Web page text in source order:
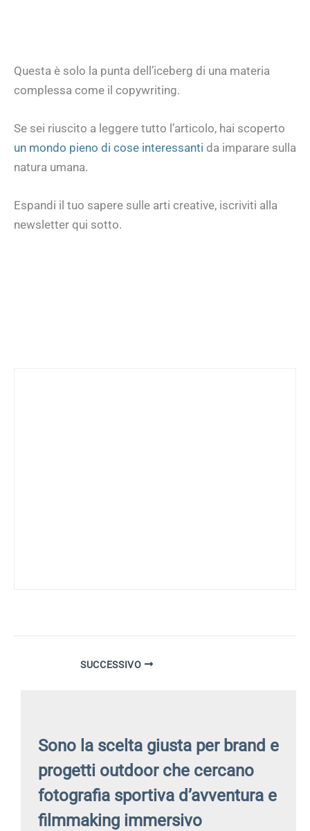
Questa è solo la punta dell’iceberg di una materia
complessa come il copywriting.
Se sei riuscito a leggere tutto l’articolo, hai scoperto
un mondo pieno di cose interessanti da imparare sulla
natura umana.
Espandi il tuo sapere sulle arti creative, iscriviti alla
newsletter qui sotto.
SUCCESSIVO
Sono la scelta giusta per brand e
progetti outdoor che cercano
fotografia sportiva d’avventura e
filmmaking immersivo